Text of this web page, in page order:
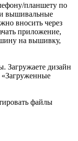
планшету по
вышивальные
вносить через
приложение,
на вышивку,
Загружаете дизайн
файлы